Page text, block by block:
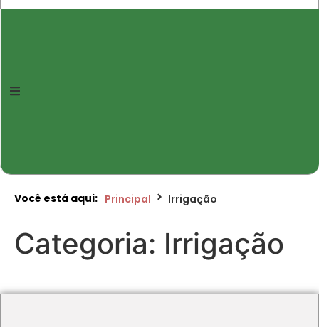
Você está aqui: Principal Irrigação
Categoria: Irrigação